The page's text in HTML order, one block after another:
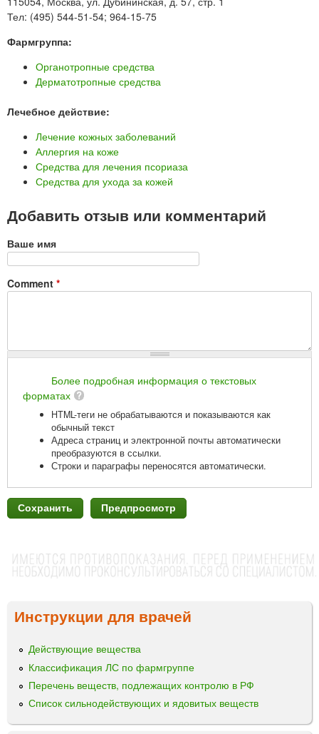
Тел: (495) 544-51-54; 964-15-75
Фармгруппа:
Органотропные средства
Дерматотропные средства
Лечебное действие:
Лечение кожных заболеваний
Аллергия на коже
Средства для лечения псориаза
Средства для ухода за кожей
Добавить отзыв или комментарий
Ваше имя
Comment *
Более подробная информация о текстовых
форматах
HTML-теги не обрабатываются и показываются как
обычный текст
Адреса страниц и электронной почты автоматически
преобразуются в ссылки.
Строки и параграфы переносятся автоматически.
Инструкции для врачей
Действующие вещества
Классификация ЛС по фармгруппе
Перечень веществ, подлежащих контролю в РФ
Список сильнодействующих и ядовитых веществ